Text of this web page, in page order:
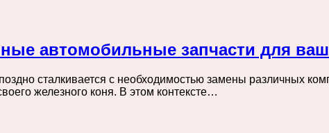
автомобильные запчасти для
сталкивается с необходимостью замены различных
железного коня. В этом контексте…